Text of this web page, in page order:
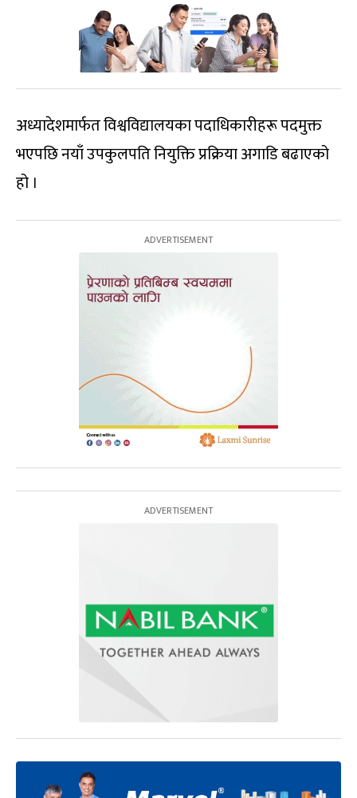
अध्यादेशमार्फत विश्वविद्यालयका पदाधिकारीहरू पदमुक्त
भएपछि नयाँ उपकुलपति नियुक्ति प्रक्रिया अगाडि बढाएको
हो ।